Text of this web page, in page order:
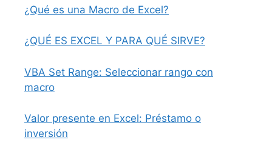
¿Qué es una Macro de Excel?
¿QUÉ ES EXCEL Y PARA QUÉ SIRVE?
VBA Set Range: Seleccionar rango con
macro
Valor presente en Excel: Préstamo o
inversión